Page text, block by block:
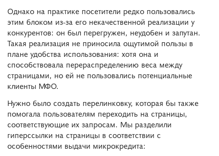
Однако на практике посетители редко пользовались
этим блоком из-за его некачественной реализации у
конкурентов: он был перегружен, неудобен и запутан.
Такая реализация не приносила ощутимой пользы в
плане удобства использования: хотя она и
способствовала перераспределению веса между
страницами, но ей не пользовались потенциальные
клиенты МФО.
Нужно было создать перелинковку, которая бы также
помогала пользователям переходить на страницы,
соответствующие их запросам. Мы разделили
гиперссылки на страницы в соответствии с
особенностями выдачи микрокредита: